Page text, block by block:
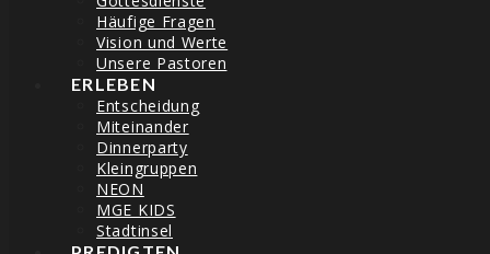
Häufige Fragen
Vision und Werte
Unsere Pastoren
ERLEBEN
Entscheidung
Miteinander
Dinnerparty
Kleingruppen
NEON
MGE KIDS
Stadtinsel
THE BLOG